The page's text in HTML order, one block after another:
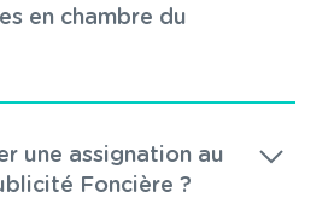
en chambre du
une assignation au
de la Publicité Foncière ?